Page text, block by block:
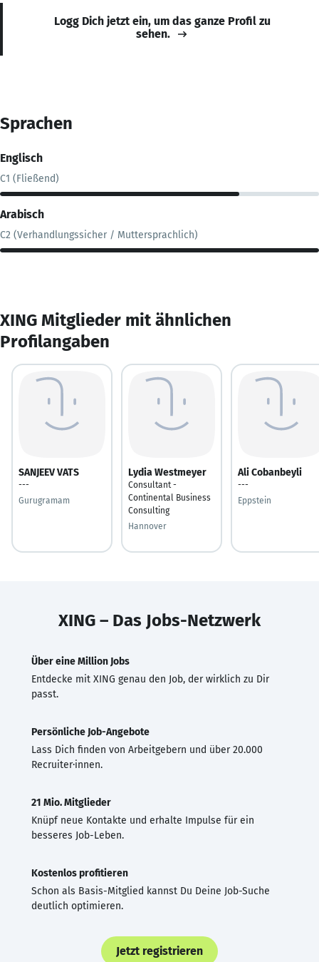
Logg Dich jetzt ein, um das ganze Profil zu
sehen.
Sprachen
Englisch
C1 (Fließend)
Arabisch
C2 (Verhandlungssicher / Muttersprachlich)
XING Mitglieder mit ähnlichen
Profilangaben
SANJEEV VATS
---
Gurugramam
Lydia Westmeyer
Consultant -
Continental Business
Consulting
Hannover
Ali Cobanbeyli
---
Eppstein
XING – Das Jobs-Netzwerk
Über eine Million Jobs
Entdecke mit XING genau den Job, der wirklich zu Dir
passt.
Persönliche Job-Angebote
Lass Dich finden von Arbeitgebern und über 20.000
Recruiter·innen.
21 Mio. Mitglieder
Knüpf neue Kontakte und erhalte Impulse für ein
besseres Job-Leben.
Kostenlos profitieren
Schon als Basis-Mitglied kannst Du Deine Job-Suche
deutlich optimieren.
Jetzt registrieren